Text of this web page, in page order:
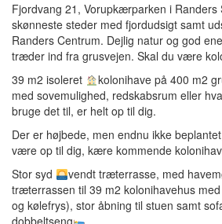
Fjordvang 21, Vorupkærparken i
skønneste steder med fjordudsigt samt
Randers Centrum. Dejlig natur og god
træder ind fra grusvejen. Skal du være
39 m2 isoleret
kolonihave på 400 m2
med sovemulighed, redskabsrum eller
bruge det til, er helt op til dig.
Der er højbede, men endnu ikke
være op til dig, kære kommende
Stor syd
vendt træterrasse, med
træterrassen til 39 m2 kolonihavehus
og kølefrys), stor åbning til stuen samt